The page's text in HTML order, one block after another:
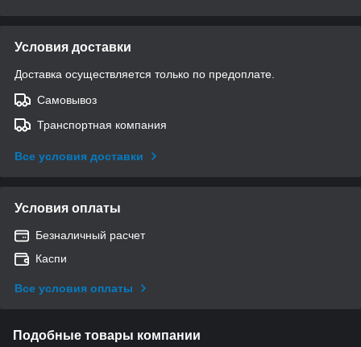
Условия доставки
Доставка осуществляется только по предоплате.
Самовывоз
Транспортная компания
Все условия доставки
Условия оплаты
Безналичный расчет
Каспи
Все условия оплаты
Подобные товары компании